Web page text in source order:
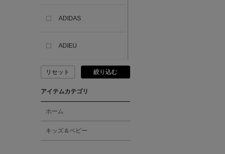
ADIDAS
ADIEU
ADLIN HUE
ADVISORY BOARD
CRYSTALS
リセット 絞り込む
アイテムカテゴリ
ホーム
キッズ＆ベビー